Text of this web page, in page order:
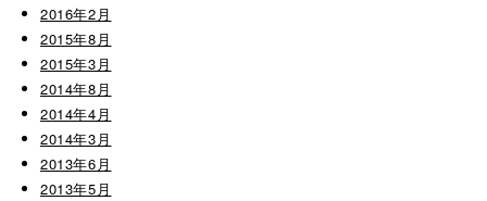
2016年2月
2015年8月
2015年3月
2014年8月
2014年4月
2014年3月
2013年6月
2013年5月